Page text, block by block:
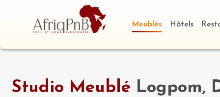
Meublés Hôtels
Studio Meublé Logpom,